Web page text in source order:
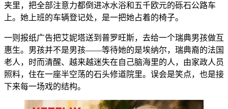
夹里，把全部注意力都倒进冰水浴和五千欧元的砾石公路车
上。她上班的车辆登记处，是一把她占着的椅子。
一则报纸广告把艾妮塔送到普罗旺斯，去给一个瑞典男孩做互
惠生。男孩并不是男孩——等待她的是埃纳尔，瑞典裔的法国
老人，时而清醒、越来越迷失在自己脑海里的人，由家政人员
照料，住在一座半空荡的石头修道院里。误会是笑点，也是接
下来每一场戏的结构。